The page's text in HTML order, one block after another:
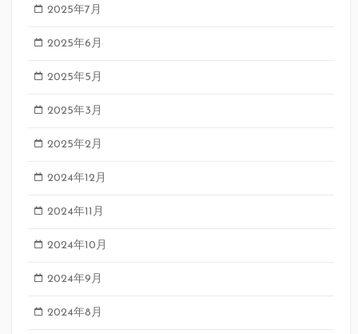
2025年7月
2025年6月
2025年5月
2025年3月
2025年2月
2024年12月
2024年11月
2024年10月
2024年9月
2024年8月